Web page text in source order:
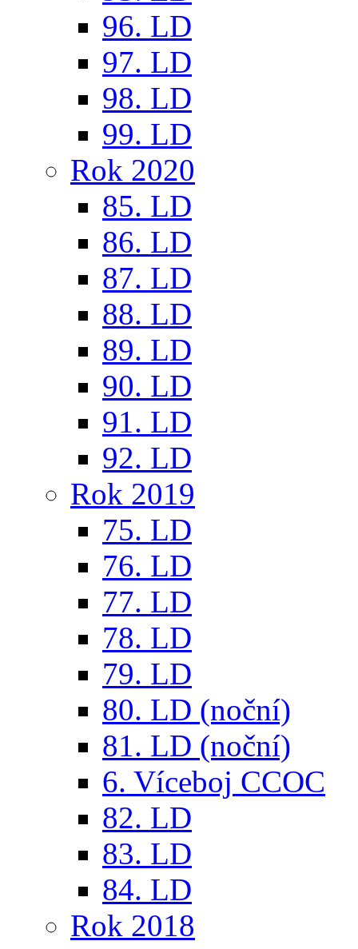
96. LD
97. LD
98. LD
99. LD
Rok 2020
85. LD
86. LD
87. LD
88. LD
89. LD
90. LD
91. LD
92. LD
Rok 2019
75. LD
76. LD
77. LD
78. LD
79. LD
80. LD (noční)
81. LD (noční)
6. Víceboj CCOC
82. LD
83. LD
84. LD
Rok 2018